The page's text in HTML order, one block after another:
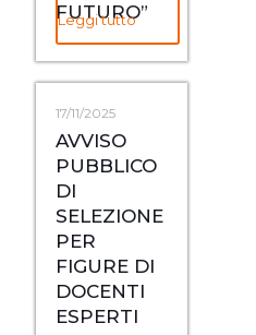
FUTURO”
Leggi tutto
17/11/2025
AVVISO
PUBBLICO
DI
SELEZIONE
PER
FIGURE DI
DOCENTI
ESPERTI